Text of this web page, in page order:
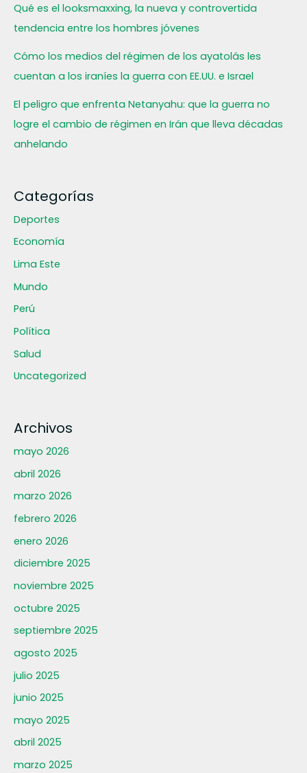
Qué es el looksmaxxing, la nueva y controvertida
tendencia entre los hombres jóvenes
Cómo los medios del régimen de los ayatolás les
cuentan a los iraníes la guerra con EE.UU. e Israel
El peligro que enfrenta Netanyahu: que la guerra no
logre el cambio de régimen en Irán que lleva décadas
anhelando
Categorías
Deportes
Economía
Lima Este
Mundo
Perú
Política
Salud
Uncategorized
Archivos
mayo 2026
abril 2026
marzo 2026
febrero 2026
enero 2026
diciembre 2025
noviembre 2025
octubre 2025
septiembre 2025
agosto 2025
julio 2025
junio 2025
mayo 2025
abril 2025
marzo 2025